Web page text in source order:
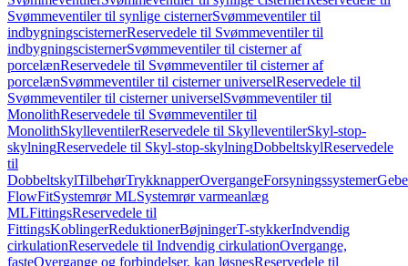
Svømmeventiler til synlige cisternerSvømmeventiler til
indbygningscisternerReservedele til Svømmeventiler til
indbygningscisternerSvømmeventiler til cisterner af
porcelænReservedele til Svømmeventiler til cisterner af
porcelænSvømmeventiler til cisterner universelReservedele til
Svømmeventiler til cisterner universelSvømmeventiler til
MonolithReservedele til Svømmeventiler til
MonolithSkylleventilerReservedele til SkylleventilerSkyl-stop-
skylningReservedele til Skyl-stop-skylningDobbeltskylReservedele
til
DobbeltskylTilbehørTrykknapperOvergangeForsyningssystemer
FlowFitSystemrør MLSystemrør varmeanlæg
MLFittingsReservedele til
FittingsKoblingerReduktionerBøjningerT-stykkerIndvendig
cirkulationReservedele til Indvendig cirkulationOvergange,
fasteOvergange og forbindelser, kan løsnesReservedele til